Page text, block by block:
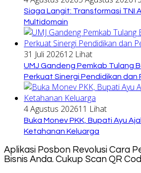
Siaga Langit: Transformasi TNI
Multidomain
31 Juli 202612 Lihat
UMJ Gandeng Pemkab Tulang
Perkuat Sinergi Pendidikan dan
4 Agustus 202611 Lihat
Buka Monev PKK, Bupati Ayu
Ketahanan Keluarga
Aplikasi Posbon Revolusi Cara
Bisnis Anda. Cukup Scan QR